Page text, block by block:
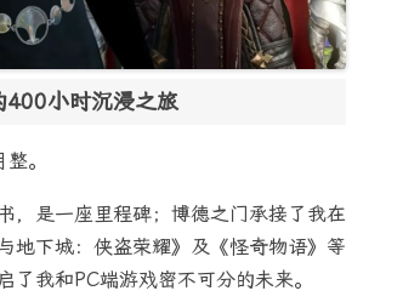
400小时沉浸之旅
。
，是一座里程碑；博德之门承接了我在
地下城：侠盗荣耀》及《怪奇物语》等
我和PC端游戏密不可分的未来。